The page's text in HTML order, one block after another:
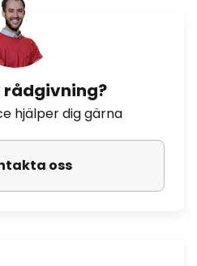
rådgivning?
hjälper dig gärna
oss